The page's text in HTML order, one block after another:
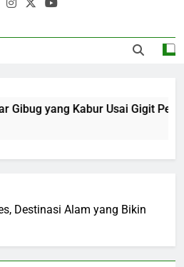
Gibug yang Kabur Usai Gigit
Destinasi Alam yang Bikin